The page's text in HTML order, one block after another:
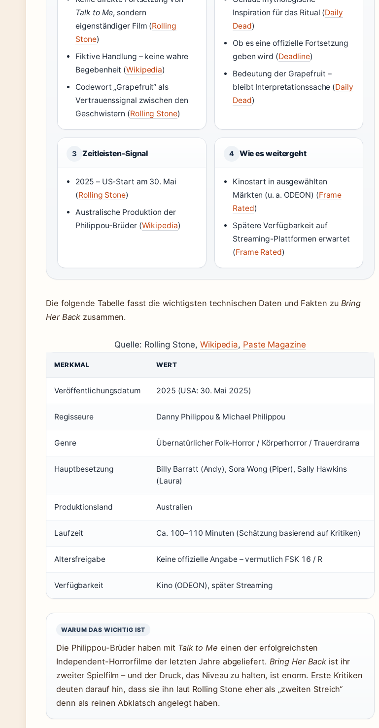
Talk to Me, sondern
eigenständiger Film (Rolling
Stone)
Fiktive Handlung – keine wahre
Begebenheit (Wikipedia)
Codewort „Grapefruit“ als
Vertrauenssignal zwischen den
Geschwistern (Rolling Stone)
Inspiration für das Ritual (Daily
Dead)
Ob es eine offizielle Fortsetzung
geben wird (Deadline)
Bedeutung der Grapefruit –
bleibt Interpretationssache (Daily
Dead)
3 Zeitleisten-Signal
2025 – US-Start am 30. Mai
(Rolling Stone)
Australische Produktion der
Philippou-Brüder (Wikipedia)
4 Wie es weitergeht
Kinostart in ausgewählten
Märkten (u. a. ODEON) (Frame
Rated)
Spätere Verfügbarkeit auf
Streaming-Plattformen erwartet
(Frame Rated)
Die folgende Tabelle fasst die wichtigsten technischen Daten und Fakten zu Bring
Her Back zusammen.
Quelle: Rolling Stone,Wikipedia, Paste Magazine
MERKMAL WERT
Veröffentlichungsdatum 2025 (USA: 30. Mai 2025)
Regisseure Danny Philippou & Michael Philippou
Genre Übernatürlicher Folk-Horror / Körperhorror / Trauerdrama
Hauptbesetzung
Billy Barratt (Andy), Sora Wong (Piper), Sally Hawkins
(Laura)
Produktionsland Australien
Laufzeit Ca. 100–110 Minuten (Schätzung basierend auf Kritiken)
Altersfreigabe Keine offizielle Angabe – vermutlich FSK 16 / R
Verfügbarkeit Kino (ODEON), später Streaming
WARUM DAS WICHTIG IST
Die Philippou-Brüder haben mit Talk to Me einen der erfolgreichsten
Independent-Horrorfilme der letzten Jahre abgeliefert. Bring Her Back ist ihr
zweiter Spielfilm – und der Druck, das Niveau zu halten, ist enorm. Erste Kritiken
deuten darauf hin, dass sie ihn laut Rolling Stone eher als „zweiten Streich“
denn als reinen Abklatsch angelegt haben.